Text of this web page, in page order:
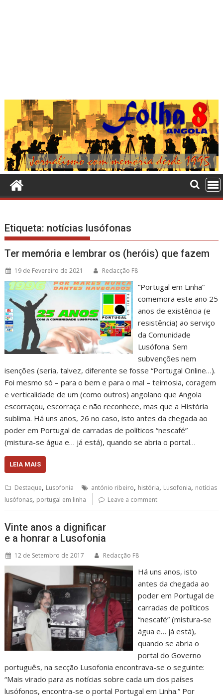
Etiqueta: notícias lusófonas
Ter memória e lembrar os (heróis) que fazem
19 de Fevereiro de 2021 Redacção F8
“Portugal em Linha”
comemora este ano 25
anos de existência (e
resistência) ao serviço
da Comunidade
Lusófona. Sem
subvenções nem
isenções (seria, talvez, diferente se fosse “Portugal Online…).
Foi mesmo só – para o bem e para o mal – teimosia, coragem
e verticalidade de um (como outros) angolano que Angola
escorraçou, escorraça e não reconhece, mas que a História
sublima. Há uns anos, 26 no caso, isto antes da chegada ao
poder em Portugal de carradas de políticos “nescafé”
(mistura-se água e… já está), quando se abria o portal…
LEIA MAIS
Destaque, Lusofonia antónio ribeiro, história, Lusofonia, notícias
lusófonas, portugal em linha Leave a comment
Vinte anos a dignificar
e a honrar a Lusofonia
12 de Setembro de 2017 Redacção F8
Há uns anos, isto
antes da chegada ao
poder em Portugal de
carradas de políticos
“nescafé” (mistura-se
água e… já está),
quando se abria o
portal do Governo
português, na secção Lusofonia encontrava-se o seguinte:
“Mais virado para as notícias sobre cada um dos países
lusófonos, encontra-se o portal Portugal em Linha.” Por